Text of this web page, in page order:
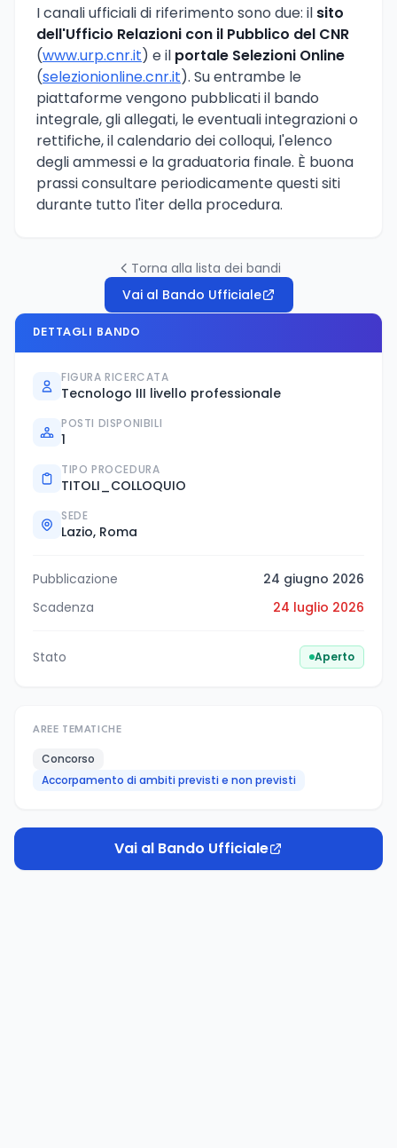
I canali ufficiali di riferimento sono due: il sito
dell'Ufficio Relazioni con il Pubblico del CNR
(www.urp.cnr.it) e il portale Selezioni Online
(selezionionline.cnr.it). Su entrambe le
piattaforme vengono pubblicati il bando
integrale, gli allegati, le eventuali integrazioni o
rettifiche, il calendario dei colloqui, l'elenco
degli ammessi e la graduatoria finale. È buona
prassi consultare periodicamente questi siti
durante tutto l'iter della procedura.
Torna alla lista dei bandi
Vai al Bando Ufficiale
DETTAGLI BANDO
FIGURA RICERCATA
Tecnologo III livello professionale
POSTI DISPONIBILI
1
TIPO PROCEDURA
TITOLI_COLLOQUIO
SEDE
Lazio, Roma
Pubblicazione
24 giugno 2026
Scadenza
24 luglio 2026
Stato Aperto
AREE TEMATICHE
Concorso
Accorpamento di ambiti previsti e non previsti
Vai al Bando Ufficiale